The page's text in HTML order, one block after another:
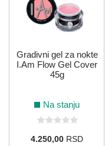
Gradivni gel za nokte
I.Am Flow Gel Cover
45g
Na stanju
4.250,00RSD